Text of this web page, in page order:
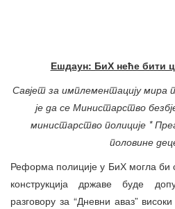
Ешдаун: БиХ неће бити
Савјет за имплементацију мира
је да се Министарство
министарство полиције *
половине
Реформа полиције у БиХ могла би
конструкција државе буде
разговору за “Дневни аваз”